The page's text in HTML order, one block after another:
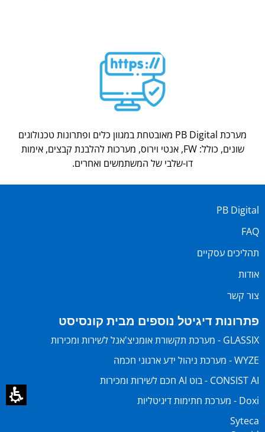
מערכת PB Digital מאובטחת במגוון כלים ופתרונות טכנולוגים
שונים, כולל: FW, אנטי וירוס, מערכות להלבנת קבצים, אימות
דו-שלבי של המשתמשים ואחרים.
PB Digital
FAQ
תהליכים עסקיים
אודות
צור קשר
פתרונות דיגיטל נוספים מבית קונסיסט
GLASSIX - מערכת תקשורת אומניצ'אנל לשירות ומכירות
WYZE - מערכת ניהול ידע ארגוני חכמה
CONSIST AI - בוט AI חכם לשירות ומכירות
Doxi - מערכת חתימות דיגיטליות
Syteca